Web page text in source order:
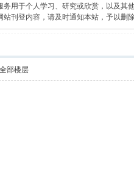
用于个人学习、研究或欣赏，以及其
刊登内容，请及时通知本站，予以删除
部楼层